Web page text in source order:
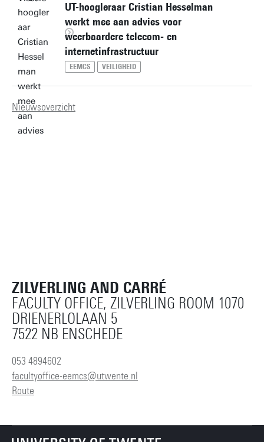
UT-hoogleraar Cristian Hesselman
werkt mee aan advies voor
weerbaardere telecom- en
internetinfrastructuur
EEMCS VEILIGHEID
Nieuwsoverzicht
ZILVERLING AND CARRÉ
FACULTY OFFICE, ZILVERLING ROOM 1070
DRIENERLOLAAN 5
7522 NB ENSCHEDE
053 4894602
facultyoffice-eemcs@utwente.nl
Route